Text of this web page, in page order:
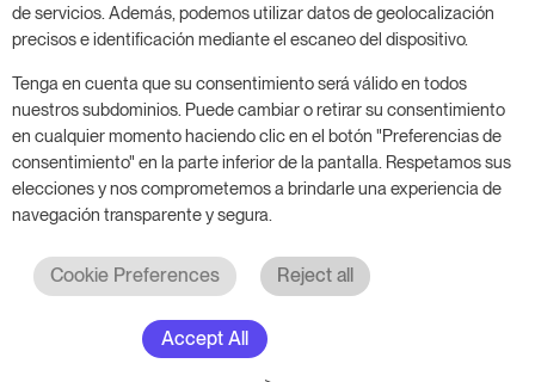
Inicia tu prueba gratuita
Programa una reunión
de servicios. Además, podemos utilizar datos de geolocalización
precisos e identificación mediante el escaneo del dispositivo.
Tenga en cuenta que su consentimiento será válido en todos
nuestros subdominios. Puede cambiar o retirar su consentimiento
en cualquier momento haciendo clic en el botón "Preferencias de
consentimiento" en la parte inferior de la pantalla. Respetamos sus
elecciones y nos comprometemos a brindarle una experiencia de
navegación transparente y segura.
Cookie Preferences Reject all
Accept All